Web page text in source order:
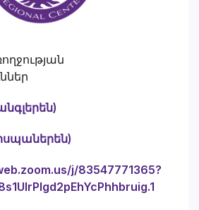
j/83547771365?